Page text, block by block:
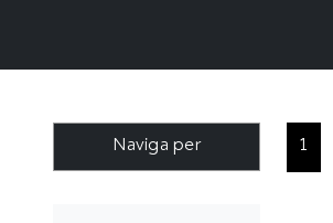
1
Naviga per